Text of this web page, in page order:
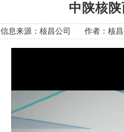
中陕核
信息来源： 核昌公司 作者： 核